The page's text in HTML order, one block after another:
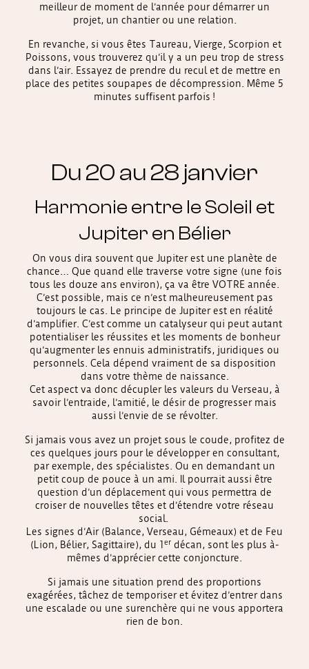
meilleur de moment de l’année pour démarrer un
projet, un chantier ou une relation.
En revanche, si vous êtes Taureau, Vierge, Scorpion et
Poissons, vous trouverez qu’il y a un peu trop de stress
dans l’air. Essayez de prendre du recul et de mettre en
place des petites soupapes de décompression. Même 5
minutes suffisent parfois !
Du 20 au 28 janvier
Harmonie entre le Soleil et
Jupiter en Bélier
On vous dira souvent que Jupiter est une planète de
chance… Que quand elle traverse votre signe (une fois
tous les douze ans environ), ça va être VOTRE année.
C’est possible, mais ce n’est malheureusement pas
toujours le cas. Le principe de Jupiter est en réalité
d’amplifier. C’est comme un catalyseur qui peut autant
potentialiser les réussites et les moments de bonheur
qu’augmenter les ennuis administratifs, juridiques ou
personnels. Cela dépend vraiment de sa disposition
dans votre thème de naissance.
Cet aspect va donc décupler les valeurs du Verseau, à
savoir l’entraide, l’amitié, le désir de progresser mais
aussi l’envie de se révolter.
Si jamais vous avez un projet sous le coude, profitez de
ces quelques jours pour le développer en consultant,
par exemple, des spécialistes. Ou en demandant un
petit coup de pouce à un ami. Il pourrait aussi être
question d’un déplacement qui vous permettra de
croiser de nouvelles têtes et d’étendre votre réseau
social.
Les signes d’Air (Balance, Verseau, Gémeaux) et de Feu
(Lion, Bélier, Sagittaire), du 1er décan, sont les plus à-
mêmes d’apprécier cette conjoncture.
Si jamais une situation prend des proportions
exagérées, tâchez de temporiser et évitez d’entrer dans
une escalade ou une surenchère qui ne vous apportera
rien de bon.